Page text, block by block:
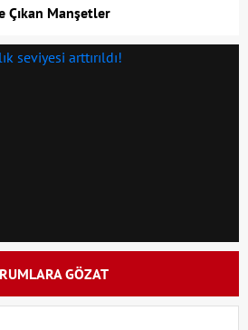
Çıkan Manşetler
GÖZAT